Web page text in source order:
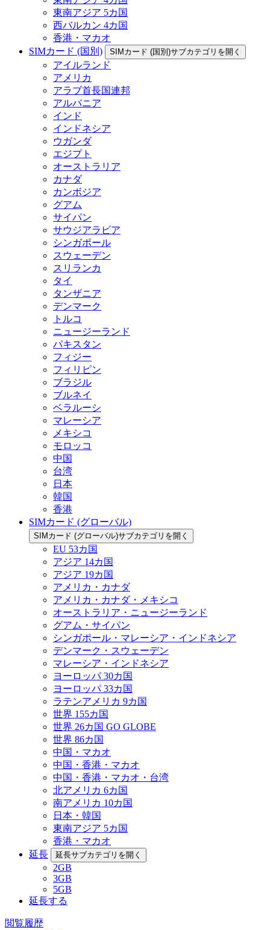
東南アジア 5カ国
西バルカン 4カ国
香港・マカオ
SIMカード (国別)
SIMカード (国別)サブカテゴリを開く
アイルランド
アメリカ
アラブ首長国連邦
アルバニア
インド
インドネシア
ウガンダ
エジプト
オーストラリア
カナダ
カンボジア
グアム
サイパン
サウジアラビア
シンガポール
スウェーデン
スリランカ
タイ
タンザニア
デンマーク
トルコ
ニュージーランド
パキスタン
フィジー
フィリピン
ブラジル
ブルネイ
ベラルーシ
マレーシア
メキシコ
モロッコ
中国
台湾
日本
韓国
香港
SIMカード (グローバル)
SIMカード (グローバル)サブカテゴリを開く
EU 53カ国
アジア 14カ国
アジア 19カ国
アメリカ・カナダ
アメリカ・カナダ・メキシコ
オーストラリア・ニュージーランド
グアム・サイパン
シンガポール・マレーシア・インドネシア
デンマーク・スウェーデン
マレーシア・インドネシア
ヨーロッパ 30カ国
ヨーロッパ 33カ国
ラテンアメリカ 9カ国
世界 155カ国
世界 26カ国 GO GLOBE
世界 86カ国
中国・マカオ
中国・香港・マカオ
中国・香港・マカオ・台湾
北アメリカ 6カ国
南アメリカ 10カ国
日本・韓国
東南アジア 5カ国
香港・マカオ
延長
延長サブカテゴリを開く
2GB
3GB
5GB
延長する
閲覧履歴